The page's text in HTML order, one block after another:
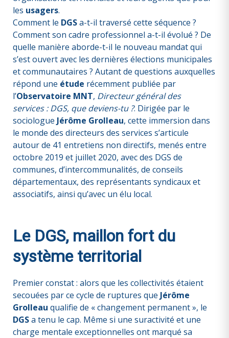
les usagers.
Comment le DGSa-t-il traversé cette séquence ?
Comment son cadre professionnel a-t-il évolué ? De
quelle manière aborde-t-il le nouveau mandat qui
s’est ouvert avec les dernières élections municipales
et communautaires ? Autant de questions auxquelles
répond une étude récemment publiée par
l’Observatoire MNT, Directeur général des
services : DGS, que deviens-tu ?. Dirigée par le
sociologue Jérôme Grolleau, cette immersion dans
le monde des directeurs des services s’articule
autour de 41 entretiens non directifs, menés entre
octobre 2019 et juillet 2020, avec des DGS de
communes, d’intercommunalités, de conseils
départementaux, des représentants syndicaux et
associatifs, ainsi qu’avec un élu local.
Le DGS, maillon fort du
système territorial
Premier constat : alors que les collectivités étaient
secouées par ce cycle de ruptures que Jérôme
Grolleau qualifie de « changement permanent », le
DGSa tenu le cap. Même si une suractivité et une
charge mentale exceptionnelles ont marqué sa